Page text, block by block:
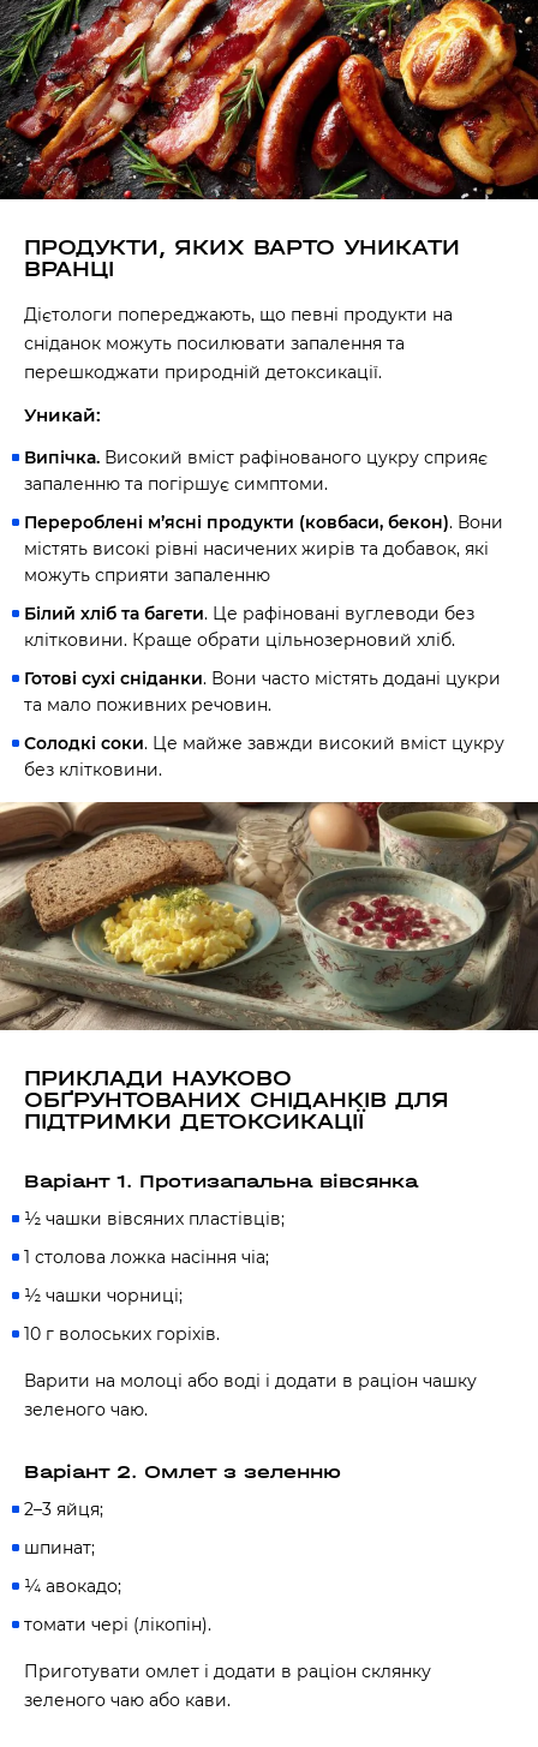
ПРОДУКТИ, ЯКИХ ВАРТО УНИКАТИ
ВРАНЦІ
Дієтологи попереджають, що певні продукти на
сніданок можуть посилювати запалення та
перешкоджати природній детоксикації.
Уникай:
Випічка. Високий вміст рафінованого цукру сприяє
запаленню та погіршує симптоми.
Перероблені м’ясні продукти (ковбаси, бекон). Вони
містять високі рівні насичених жирів та добавок, які
можуть сприяти запаленню
Білий хліб та багети. Це рафіновані вуглеводи без
клітковини. Краще обрати цільнозерновий хліб.
Готові сухі сніданки. Вони часто містять додані цукри
та мало поживних речовин.
Солодкі соки. Це майже завжди високий вміст цукру
без клітковини.
ПРИКЛАДИ НАУКОВО
ОБҐРУНТОВАНИХ СНІДАНКІВ ДЛЯ
ПІДТРИМКИ ДЕТОКСИКАЦІЇ
Варіант 1. Протизапальна вівсянка
½ чашки вівсяних пластівців;
1 столова ложка насіння чіа;
½ чашки чорниці;
10 г волоських горіхів.
Варити на молоці або воді і додати в раціон чашку
зеленого чаю.
Варіант 2. Омлет з зеленню
2–3 яйця;
шпинат;
¼ авокадо;
томати чері (лікопін).
Приготувати омлет і додати в раціон склянку
зеленого чаю або кави.
Наше право на життя, свободу та
творчість вибороли ті, хто свої життя —
віддав.
Ми пам’ятаємо.